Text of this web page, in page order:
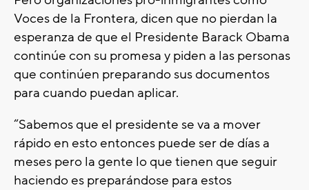
Voces de la Frontera, dicen que no pierdan la
esperanza de que el Presidente Barack Obama
continúe con su promesa y piden a las personas
que continúen preparando sus documentos
para cuando puedan aplicar.
“Sabemos que el presidente se va a mover
rápido en esto entonces puede ser de días a
meses pero la gente lo que tienen que seguir
haciendo es preparándose para estos